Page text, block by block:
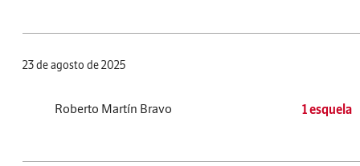
23 de agosto de 2025
Roberto Martín Bravo 1 esquela